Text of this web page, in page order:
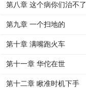
第八章 这个病你们治不了
第九章 一个扫地的
第十章 满嘴跑火车
第十一章 华佗在世
第十二章 瞅准时机下手